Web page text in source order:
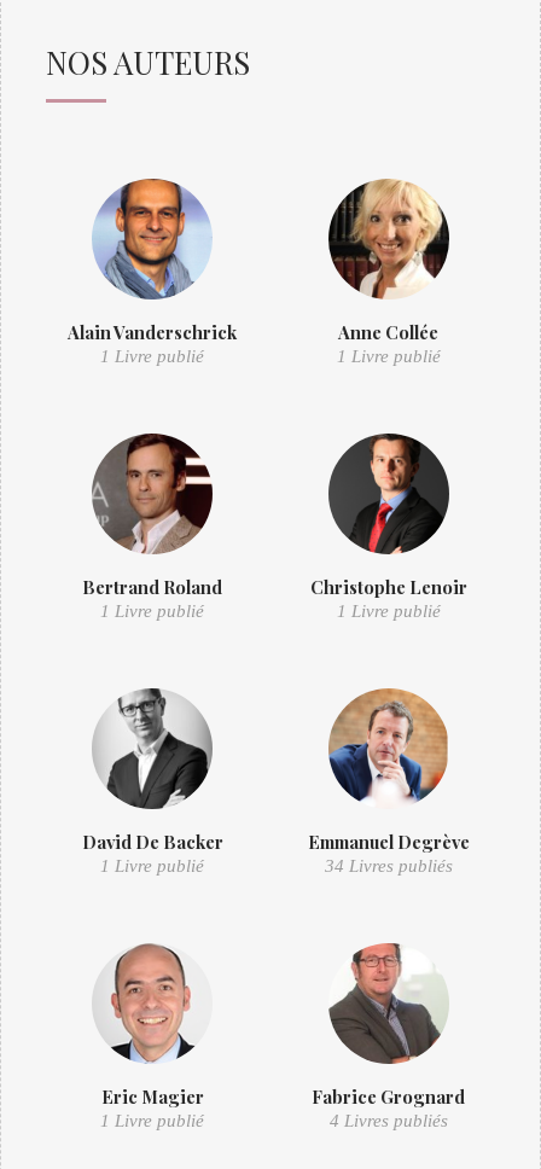
NOS AUTEURS
Alain Vanderschrick
1 Livre publié
Anne Collée
1 Livre publié
Bertrand Roland
1 Livre publié
Christophe Lenoir
1 Livre publié
David De Backer
1 Livre publié
Emmanuel Degrève
34 Livres publiés
Eric Magier
1 Livre publié
Fabrice Grognard
4 Livres publiés